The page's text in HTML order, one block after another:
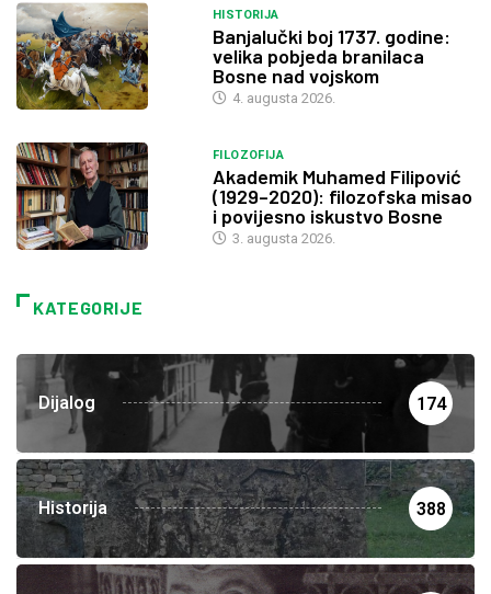
HISTORIJA
Banjalučki boj 1737. godine:
velika pobjeda branilaca
Bosne nad vojskom
4. augusta 2026.
FILOZOFIJA
Akademik Muhamed Filipović
(1929–2020): filozofska misao
i povijesno iskustvo Bosne
3. augusta 2026.
KATEGORIJE
Dijalog 174
Historija 388